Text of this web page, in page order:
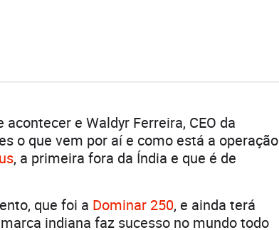
e Waldyr Ferreira, CEO da
o que vem por aí e como está a operação
, a primeira fora da Índia e que é de
que foi a Dominar 250, e ainda terá
indiana faz sucesso no mundo todo